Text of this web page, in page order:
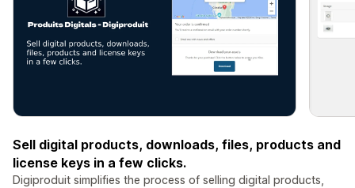
Sell digital products, downloads, files, products and
license keys in a few clicks.
Digiproduit simplifies the process of selling digital products,